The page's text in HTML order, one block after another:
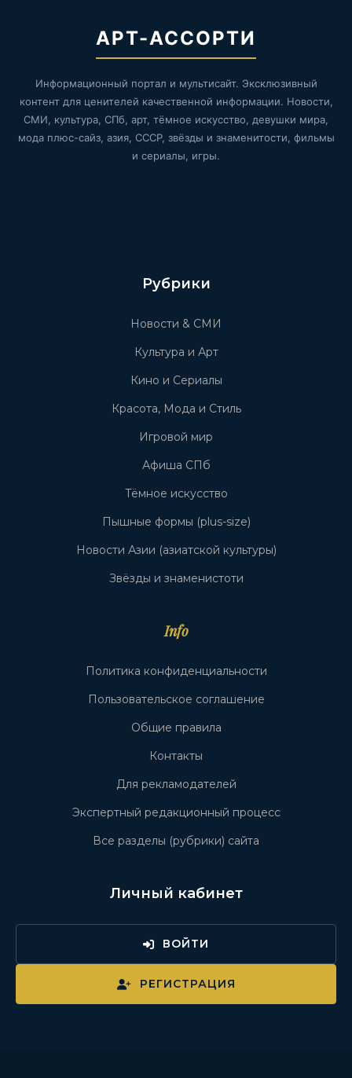
АРТ-АССОРТИ
Информационный портал и мультисайт. Эксклюзивный
контент для ценителей качественной информации. Новости,
СМИ, культура, СПб, арт, тёмное искусство, девушки мира,
мода плюс-сайз, азия, СССР, звёзды и знаменитости, фильмы
и сериалы, игры.
Рубрики
Новости & СМИ
Культура и Арт
Кино и Сериалы
Красота, Мода и Стиль
Игровой мир
Афиша СПб
Тёмное искусство
Пышные формы (plus-size)
Новости Азии (азиатской культуры)
Звёзды и знаменистоти
Info
Политика конфиденциальности
Пользовательское соглашение
Общие правила
Контакты
Для рекламодателей
Экспертный редакционный процесс
Все разделы (рубрики) сайта
Личный кабинет
ВОЙТИ
РЕГИСТРАЦИЯ